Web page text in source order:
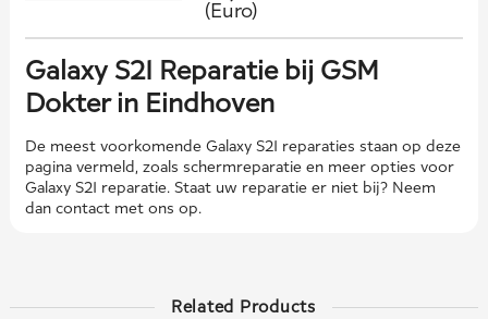
(Euro)
Galaxy S21 Reparatie bij GSM
Dokter in Eindhoven
De meest voorkomende Galaxy S21 reparaties staan ​​op deze
pagina vermeld, zoals schermreparatie en meer opties voor
Galaxy S21 reparatie. Staat uw reparatie er niet bij? Neem
dan contact met ons op.
Related Products